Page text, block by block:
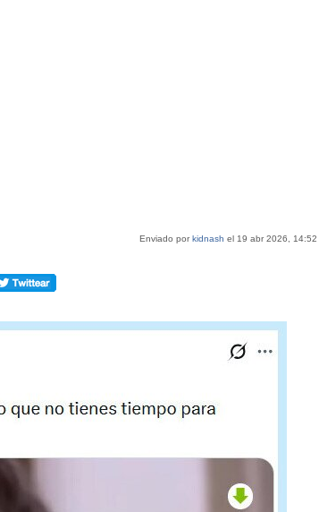
Enviado porkidnash el 19 abr 2026, 14:52